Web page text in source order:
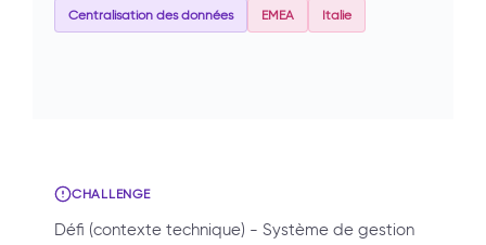
Centralisation des données EMEA Italie
CHALLENGE
Défi (contexte technique) - Système de gestion